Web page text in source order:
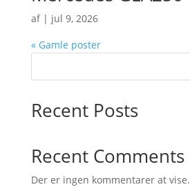
af | jul 9, 2026
« Gamle poster
Recent Posts
Recent Comments
Der er ingen kommentarer at vise.